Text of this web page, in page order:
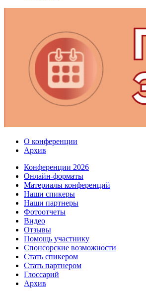
О конференции
Архив
Конференции 2026
Онлайн-форматы
Материалы конференций
Наши спикеры
Наши партнеры
Фотоотчеты
Видео
Отзывы
Помощь участнику
Спонсорские возможности
Стать спикером
Стать партнером
Глоссарий
Архив